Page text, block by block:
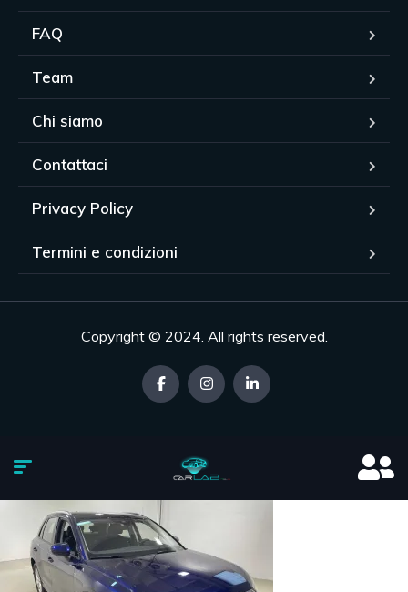
FAQ
Team
Chi siamo
Contattaci
Privacy Policy
Termini e condizioni
Copyright © 2024. All rights reserved.